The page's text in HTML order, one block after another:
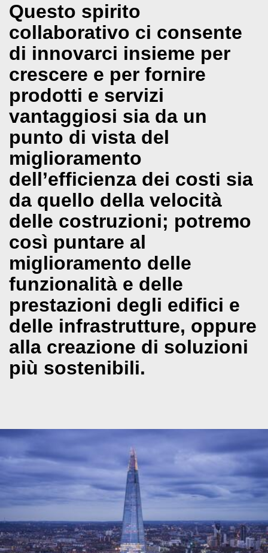
Questo spirito
collaborativo ci consente
di innovarci insieme per
crescere e per fornire
prodotti e servizi
vantaggiosi sia da un
punto di vista del
miglioramento
dell’efficienza dei costi sia
da quello della velocità
delle costruzioni; potremo
così puntare al
miglioramento delle
funzionalità e delle
prestazioni degli edifici e
delle infrastrutture, oppure
alla creazione di soluzioni
più sostenibili.